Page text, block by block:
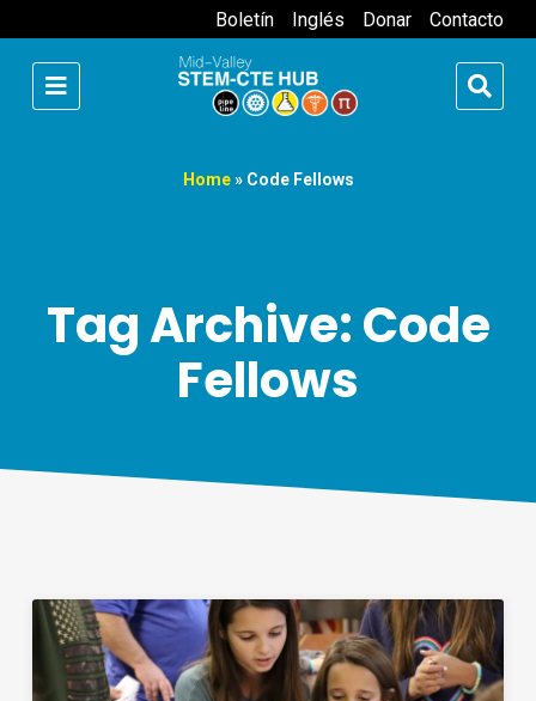
Boletín Inglés Donar Contacto
Home» Code Fellows
Tag Archive: Code
Fellows